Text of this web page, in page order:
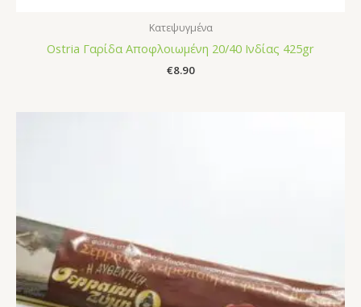
Κατεψυγμένα
Ostria Γαρίδα Αποφλοιωμένη 20/40 Ινδίας 425gr
€8.90